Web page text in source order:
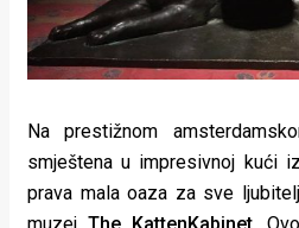
Za
stolom
pokretu
Na prestižnom
smještena u impresivnoj kući
prava mala oaza za sve